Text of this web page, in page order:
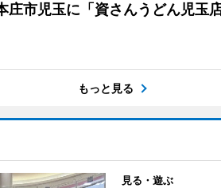
庄市児玉に「資さんうどん児玉店
もっと見る
見る・遊ぶ